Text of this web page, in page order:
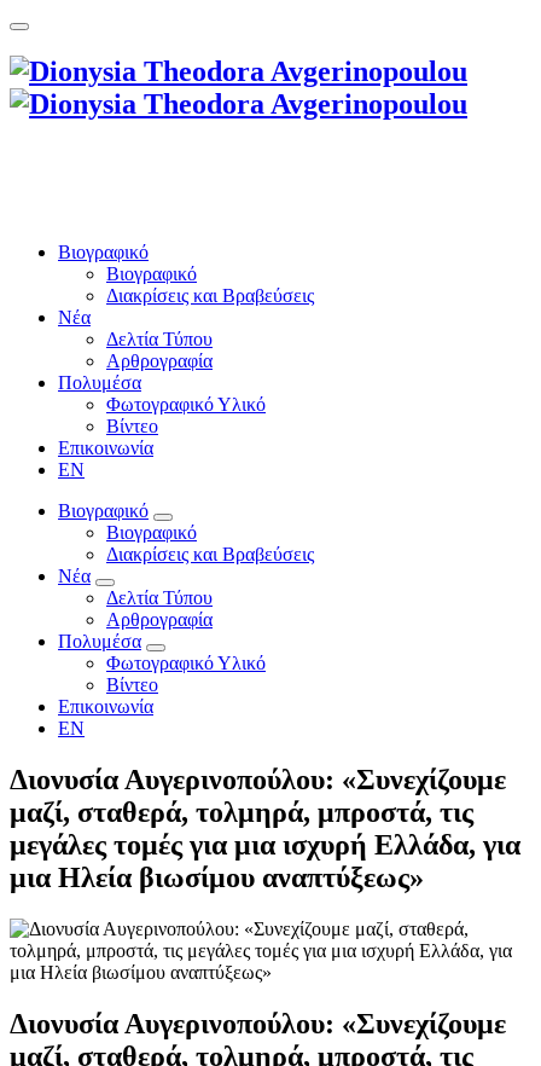
Βιογραφικό
Βιογραφικό
Διακρίσεις και Βραβεύσεις
Νέα
Δελτία Τύπου
Αρθρογραφία
Πολυμέσα
Φωτογραφικό Υλικό
Βίντεο
Επικοινωνία
EN
Βιογραφικό
Βιογραφικό
Διακρίσεις και Βραβεύσεις
Νέα
Δελτία Τύπου
Αρθρογραφία
Πολυμέσα
Φωτογραφικό Υλικό
Βίντεο
Επικοινωνία
EN
Διονυσία Αυγερινοπούλου: «Συνεχίζουμε
μαζί, σταθερά, τολμηρά, μπροστά, τις
μεγάλες τομές για μια ισχυρή Ελλάδα, για
μια Ηλεία βιωσίμου αναπτύξεως»
Διονυσία Αυγερινοπούλου: «Συνεχίζουμε
μαζί, σταθερά, τολμηρά, μπροστά, τις